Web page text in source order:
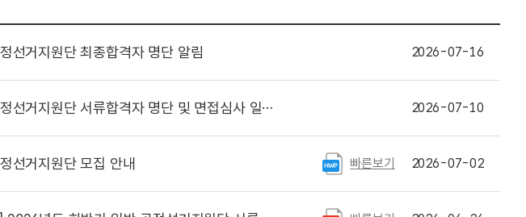
선거지원단 최종합격자 명단 알림 2026-07-16
거지원단 서류합격자 명단 및 면접심사 일정 안내 2026-07-10
선거지원단 모집 안내 빠른보기 2026-07-02